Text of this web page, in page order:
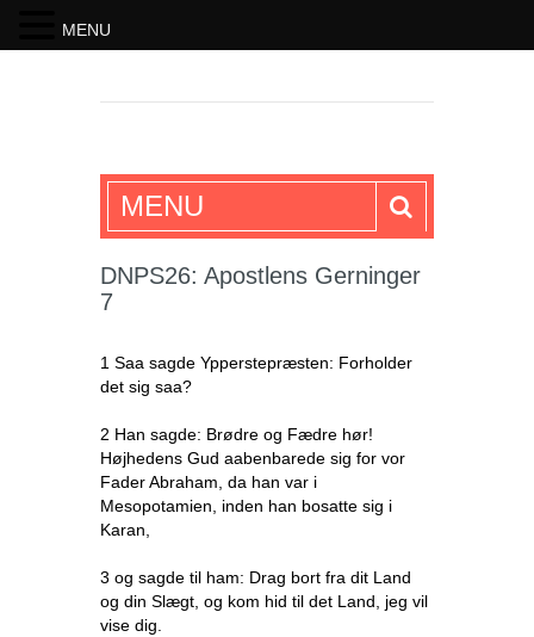
SKRIFTEN
MENU
DNPS26: Apostlens Gerninger
7
1 Saa sagde Ypperstepræsten: Forholder
det sig saa?
2 Han sagde: Brødre og Fædre hør!
Højhedens Gud aabenbarede sig for vor
Fader Abraham, da han var i
Mesopotamien, inden han bosatte sig i
Karan,
3 og sagde til ham: Drag bort fra dit Land
og din Slægt, og kom hid til det Land, jeg vil
vise dig.
MENU